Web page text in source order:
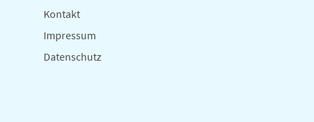
Kontakt
Impressum
Datenschutz